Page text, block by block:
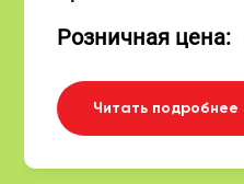
Розничная цена:
Читать подробнее